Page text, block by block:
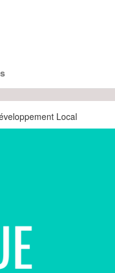
Local